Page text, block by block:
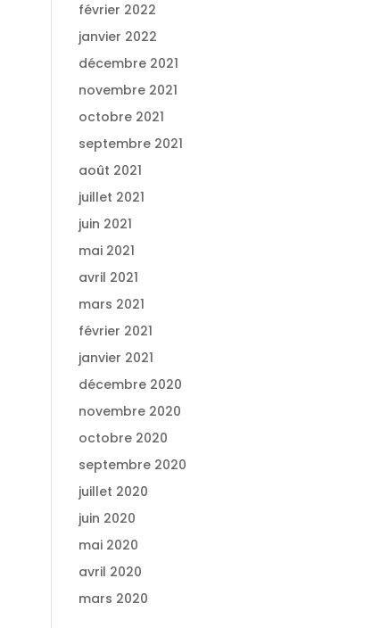
février 2022
janvier 2022
décembre 2021
novembre 2021
octobre 2021
septembre 2021
août 2021
juillet 2021
juin 2021
mai 2021
avril 2021
mars 2021
février 2021
janvier 2021
décembre 2020
novembre 2020
octobre 2020
septembre 2020
juillet 2020
juin 2020
mai 2020
avril 2020
mars 2020